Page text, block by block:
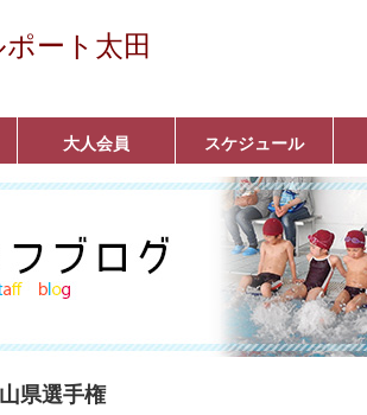
ート太田
大人会員
いきいきコース
トライアスロン
フィットネス
■入会案内
スケジュール
県選手権